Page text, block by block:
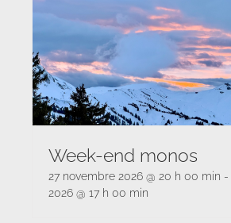
Week-end monos
27 novembre 2026 @ 20 h 00 min -
2026 @ 17 h 00 min